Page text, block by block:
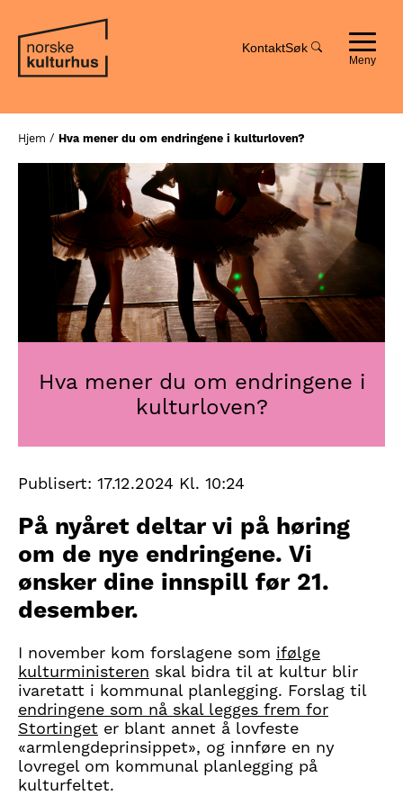
innhold
navigasjon
KontaktSøk
Toggle
Hjem / Hva mener du om endringene i kulturloven?
Hva mener du om endringene i
kulturloven?
Publisert: 17.12.2024 Kl. 10:24
På nyåret deltar vi på høring
om de nye endringene. Vi
ønsker dine innspill før 21.
desember.
I november kom forslagene som ifølge
kulturministeren skal bidra til at kultur blir
ivaretatt i kommunal planlegging. Forslag til
endringene som nå skal legges frem for
Stortinget er blant annet å lovfeste
«armlengdeprinsippet», og innføre en ny
lovregel om kommunal planlegging på
kulturfeltet.